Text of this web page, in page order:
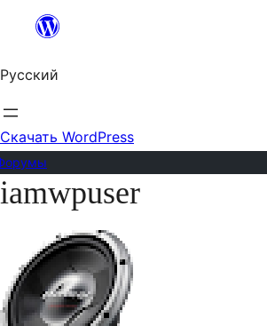
Перейти
содержимому
Русский
Скачать WordPress
Перейти
содержимому
iamwpuser